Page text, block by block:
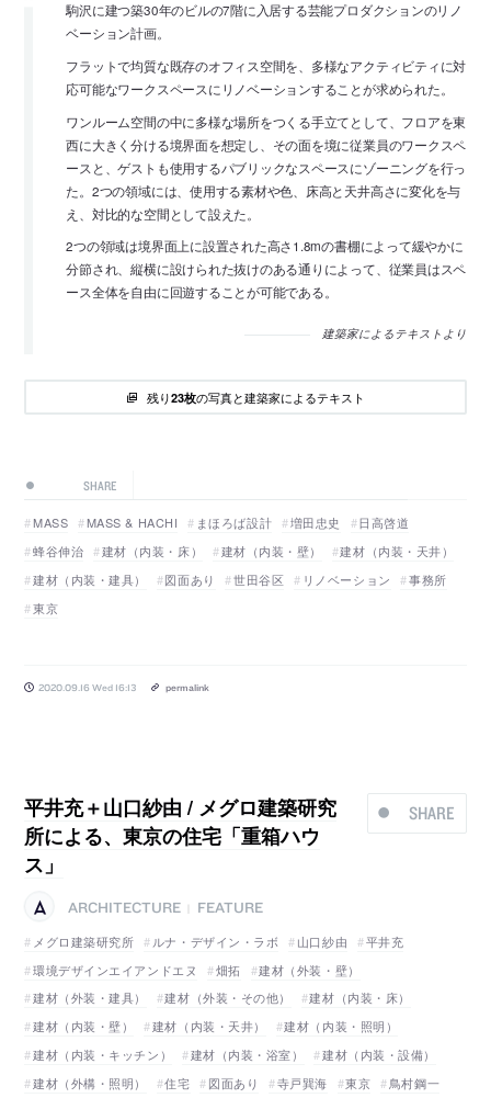
駒沢に建つ築30年のビルの7階に入居する芸能プロダクションのリノ
ベーション計画。
フラットで均質な既存のオフィス空間を、多様なアクティビティに対
応可能なワークスペースにリノベーションすることが求められた。
ワンルーム空間の中に多様な場所をつくる手立てとして、フロアを東
西に大きく分ける境界面を想定し、その面を境に従業員のワークスペ
ースと、ゲストも使用するパブリックなスペースにゾーニングを行っ
た。2つの領域には、使用する素材や色、床高と天井高さに変化を与
え、対比的な空間として設えた。
2つの領域は境界面上に設置された高さ1.8mの書棚によって緩やかに
分節され、縦横に設けられた抜けのある通りによって、従業員はスペ
ース全体を自由に回遊することが可能である。
建築家によるテキストより
残り23枚の写真と建築家によるテキスト
SHARE
MASS MASS & HACHI まほろば設計 増田忠史
日高啓道
蜂谷伸治
建材（内装・床） 建材（内装・壁）
建材（内装・天井）
建材（内装・建具）
図面あり 世田谷区 リノベーション
事務所
東京
2020.09.16 Wed 16:13 permalink
SHARE
平井充＋山口紗由 / メグロ建築研究
所による、東京の住宅「重箱ハウ
ス」
ARCHITECTURE
FEATURE
メグロ建築研究所
ルナ・デザイン・ラボ 山口紗由
平井充
環境デザインエイアンドエヌ
畑拓
建材（外装・壁）
建材（外装・建具）
建材（外装・その他）
建材（内装・床）
建材（内装・壁）
建材（内装・天井）
建材（内装・照明）
建材（内装・キッチン）
建材（内装・浴室）
建材（内装・設備）
建材（外構・照明）
住宅 図面あり 寺戸巽海 東京 鳥村鋼一